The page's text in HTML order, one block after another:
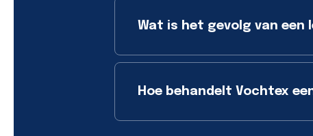
Wat is het gevolg van een
Hoe behandelt Vochtex